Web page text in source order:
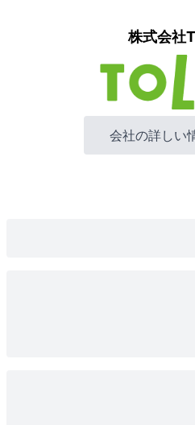
株式会社
会社の詳しい